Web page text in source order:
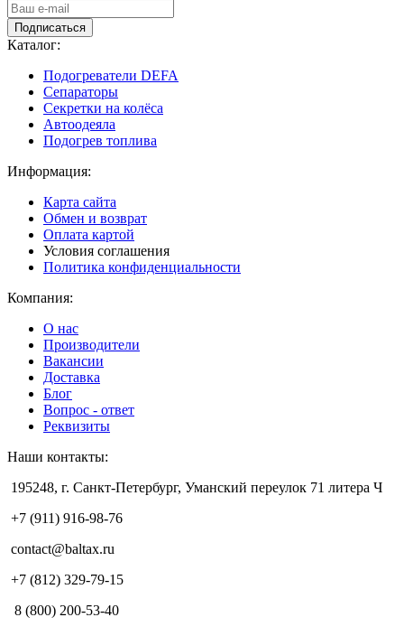
Подписаться
Каталог:
Подогреватели DEFA
Сепараторы
Секретки на колёса
Автоодеяла
Подогрев топлива
Информация:
Карта сайта
Обмен и возврат
Оплата картой
Условия соглашения
Политика конфиденциальности
Компания:
О нас
Производители
Вакансии
Доставка
Блог
Вопрос - ответ
Реквизиты
Наши контакты:
195248, г. Санкт-Петербург, Уманский переулок 71 литера Ч
+7 (911) 916-98-76
contact@baltax.ru
+7 (812) 329-79-15
8 (800) 200-53-40